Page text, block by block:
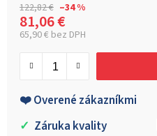
122,82 € –34 %
81,06 €
65,90 € bez DPH
❤️ Overené zákazníkmi
✓ Záruka kvality